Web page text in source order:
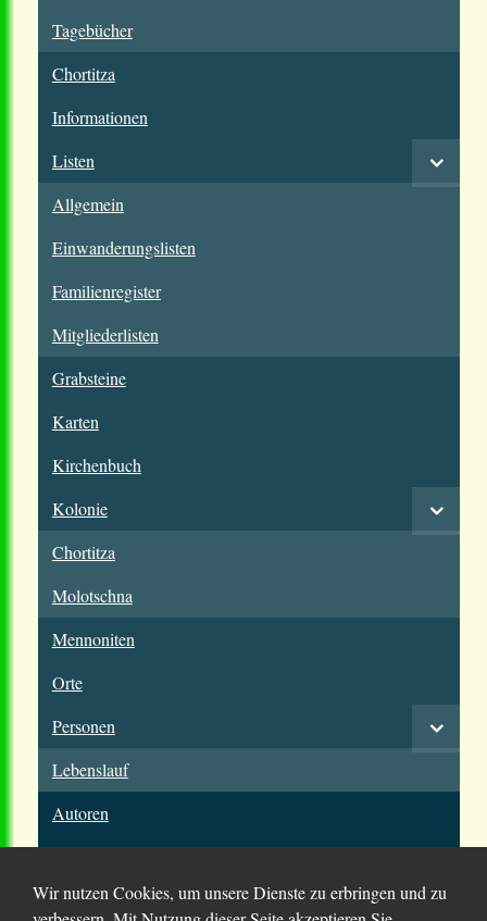
Tagebücher
Chortitza
Informationen
Listen
Allgemein
Einwanderungslisten
Familienregister
Mitgliederlisten
Grabsteine
Karten
Kirchenbuch
Kolonie
Chortitza
Molotschna
Mennoniten
Orte
Personen
Lebenslauf
Autoren
Wir nutzen Cookies, um unsere Dienste zu erbringen und zu